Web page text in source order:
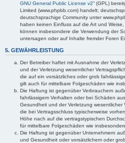
GNU General Public License v2“ (GPL)
Limited (www.phpbb.com) handelt;
deutschsprachige Community unter
haben keinen Einfluss auf die Art und
können insbesondere die Verwendung der
untersagen oder auf Inhalte fremder Foren
5. GEWÄHRLEISTUNG
Der Betreiber haftet mit Ausnahme der
und der Verletzung wesentlicher
die auf ein vorsätzliches oder grob
gilt auch für mittelbare Folgeschäden wie
Die Haftung ist gegenüber Verbrauchern
fahrlässigem Verhalten oder bei Schäden
Gesundheit und der Verletzung
die bei Vertragsschluss typischerweise
Höhe nach auf die vertragstypischen
für mittelbare Folgeschäden wie
Die Haftung ist gegenüber Unternehmern
und Gesundheit oder vorsätzlichem oder